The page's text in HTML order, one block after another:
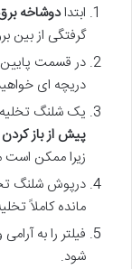
ابتدادوشاخه
گرفتگی از بین
در قسمت
دریچه ای
یک شلنگ
پیش از باز
زیرا ممکن است
درپوش شلنگ
مانده کاملاً
فیلتر را به
شود.